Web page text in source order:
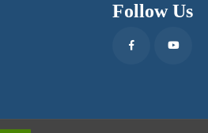
Follow Us
FacebookYoutube